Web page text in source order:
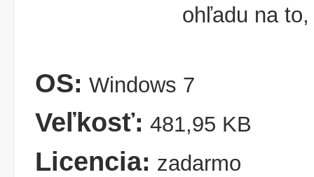
ohľadu na
OS: Windows 7
Veľkosť: 481,95 KB
Licencia: zadarmo